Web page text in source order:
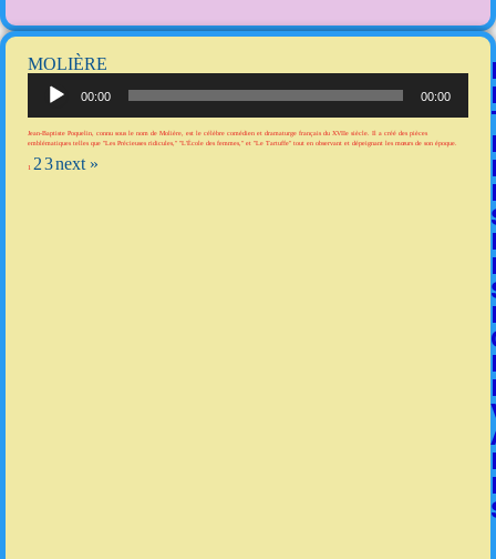
MOLIÈRE
00:00 00:00
Jean-Baptiste Poquelin, connu sous le nom de Molière, est le célèbre comédien et dramaturge français du XVIIe siècle. Il a créé des pièces
emblématiques telles que "Les Précieuses ridicules," "L'École des femmes," et "Le Tartuffe" tout en observant et dépeignant les mœurs de son époque.
1 23next »